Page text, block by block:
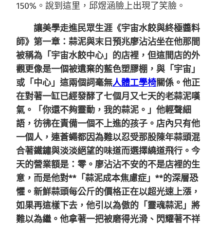
150%。說到這里，邱煜涵臉上出現了笑臉。
讓美學走進民眾生涯《宇宙水餃與終極醬料
師》第一章：蒜泥與末日預兆廖沾沾坐在他那間
被稱為「宇宙水餃中心」的店裡，但這間店的外
觀更像是一個被遺棄的藍色塑膠棚，與「宇宙」
或「中心」這兩個詞毫無人體工學椅關係。他正
在對著一缸已經發酵了七個月又七天的老蒜泥嘆
氣。「你還不夠靈動，我的蒜泥。」他輕聲細
語，彷彿在責備一個不上進的孩子。店內只有他
一個人，連蒼蠅都因為難以忍受那股陳年蒜頭混
合著鐵鏽與淡淡絕望的味道而選擇繞道飛行。今
天的營業額是：零。廖沾沾不安的不是店裡的生
意，而是他對**「蒜泥成本焦慮症」**的深層恐
懼。新鮮蒜頭每公斤的價格正在以超光速上漲，
如果再這樣下去，他引以為傲的「靈魂蒜泥」將
難以為繼。他拿著一把被磨得光滑、閃耀著不祥